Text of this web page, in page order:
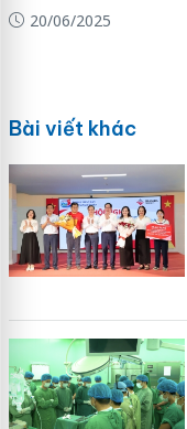
20/06/2025
Bài viết khác